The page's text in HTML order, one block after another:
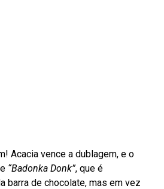
Acacia vence a dublagem, e o
“Badonka Donk”, que é
barra de chocolate, mas em vez